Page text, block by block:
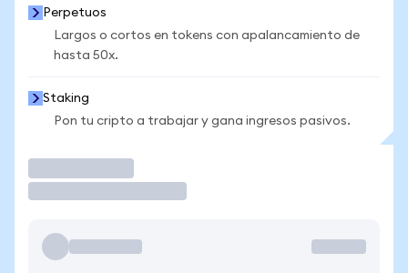
Perpetuos
Largos o cortos en tokens con apalancamiento de
hasta 50x.
Staking
Pon tu cripto a trabajar y gana ingresos pasivos.